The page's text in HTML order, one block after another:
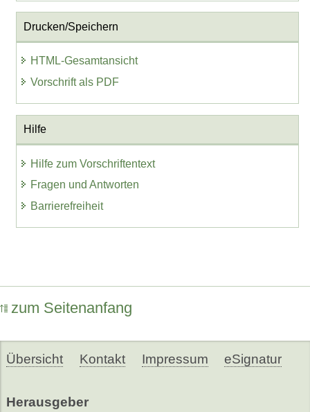
Drucken/Speichern
HTML-Gesamtansicht
Vorschrift als PDF
Hilfe
Hilfe zum Vorschriftentext
Fragen und Antworten
Barrierefreiheit
zum Seitenanfang
Übersicht Kontakt Impressum eSignatur
Herausgeber